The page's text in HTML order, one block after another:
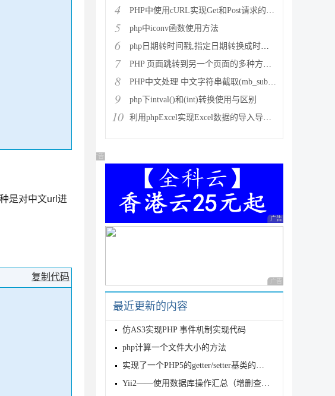
是对中文url进
复制代码
4 PHP中使用cURL实现Get和Post请求的方法
5 php中iconv函数使用方法
6 php日期转时间戳,指定日期转换成时间戳
7 PHP 页面跳转到另一个页面的多种方法方法总结
8 PHP中文处理 中文字符串截取(mb_substr)和获取中
9 php下intval()和(int)转换使用与区别
10 利用phpExcel实现Excel数据的导入导出(全步骤详细
广告 商业广告，理性选择
广告 商业广告，理性
广告 商业广告，理性
最近更新的内容
仿AS3实现PHP 事件机制实现代码
php计算一个文件大小的方法
实现了一个PHP5的getter/setter基类的代码
Yii2——使用数据库操作汇总（增删查改、事务）